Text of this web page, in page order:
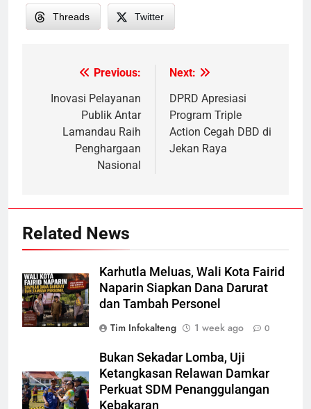
Threads Twitter
navigation
Previous:
Inovasi Pelayanan
Publik Antar
Lamandau Raih
Penghargaan
Nasional
Next:
DPRD Apresiasi
Program Triple
Action Cegah DBD di
Jekan Raya
Related News
Karhutla Meluas, Wali Kota Fairid
Naparin Siapkan Dana Darurat
dan Tambah Personel
Tim Infokalteng
1 week ago 0
Bukan Sekadar Lomba, Uji
Ketangkasan Relawan Damkar
Perkuat SDM Penanggulangan
Kebakaran